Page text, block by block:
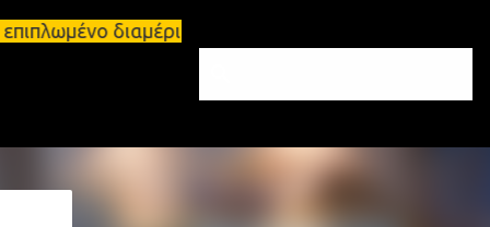
διαμέρισμα 65τ.μ Σπάρτη -